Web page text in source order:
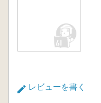
レビューを書く